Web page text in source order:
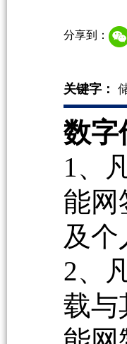
分享到：
关键字：
数字
1、
能网
及
2、
载与